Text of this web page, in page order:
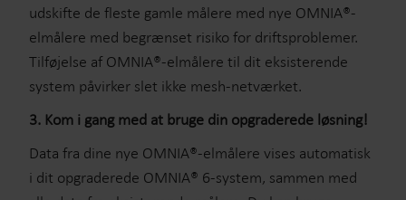
udskifte de fleste gamle målere med nye OMNIA®-
elmålere med begrænset risiko for driftsproblemer.
Tilføjelse af OMNIA®-elmålere til dit eksisterende
system påvirker slet ikke mesh-netværket.
3. Kom i gang med at bruge din opgraderede løsning!
Data fra dine nye OMNIA®-elmålere vises automatisk
i dit opgraderede OMNIA® 6-system, sammen med